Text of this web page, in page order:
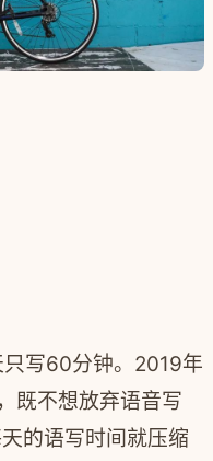
写60分钟。 2019年
既不想放弃语音写
的语写时间就压缩